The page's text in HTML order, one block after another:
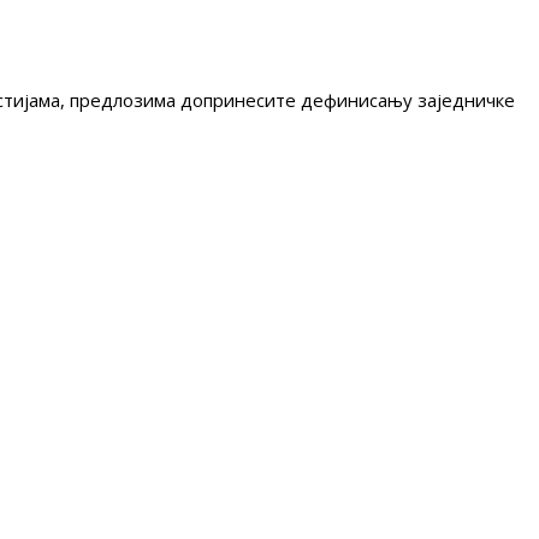
предлозима допринесите дефинисању заједничке